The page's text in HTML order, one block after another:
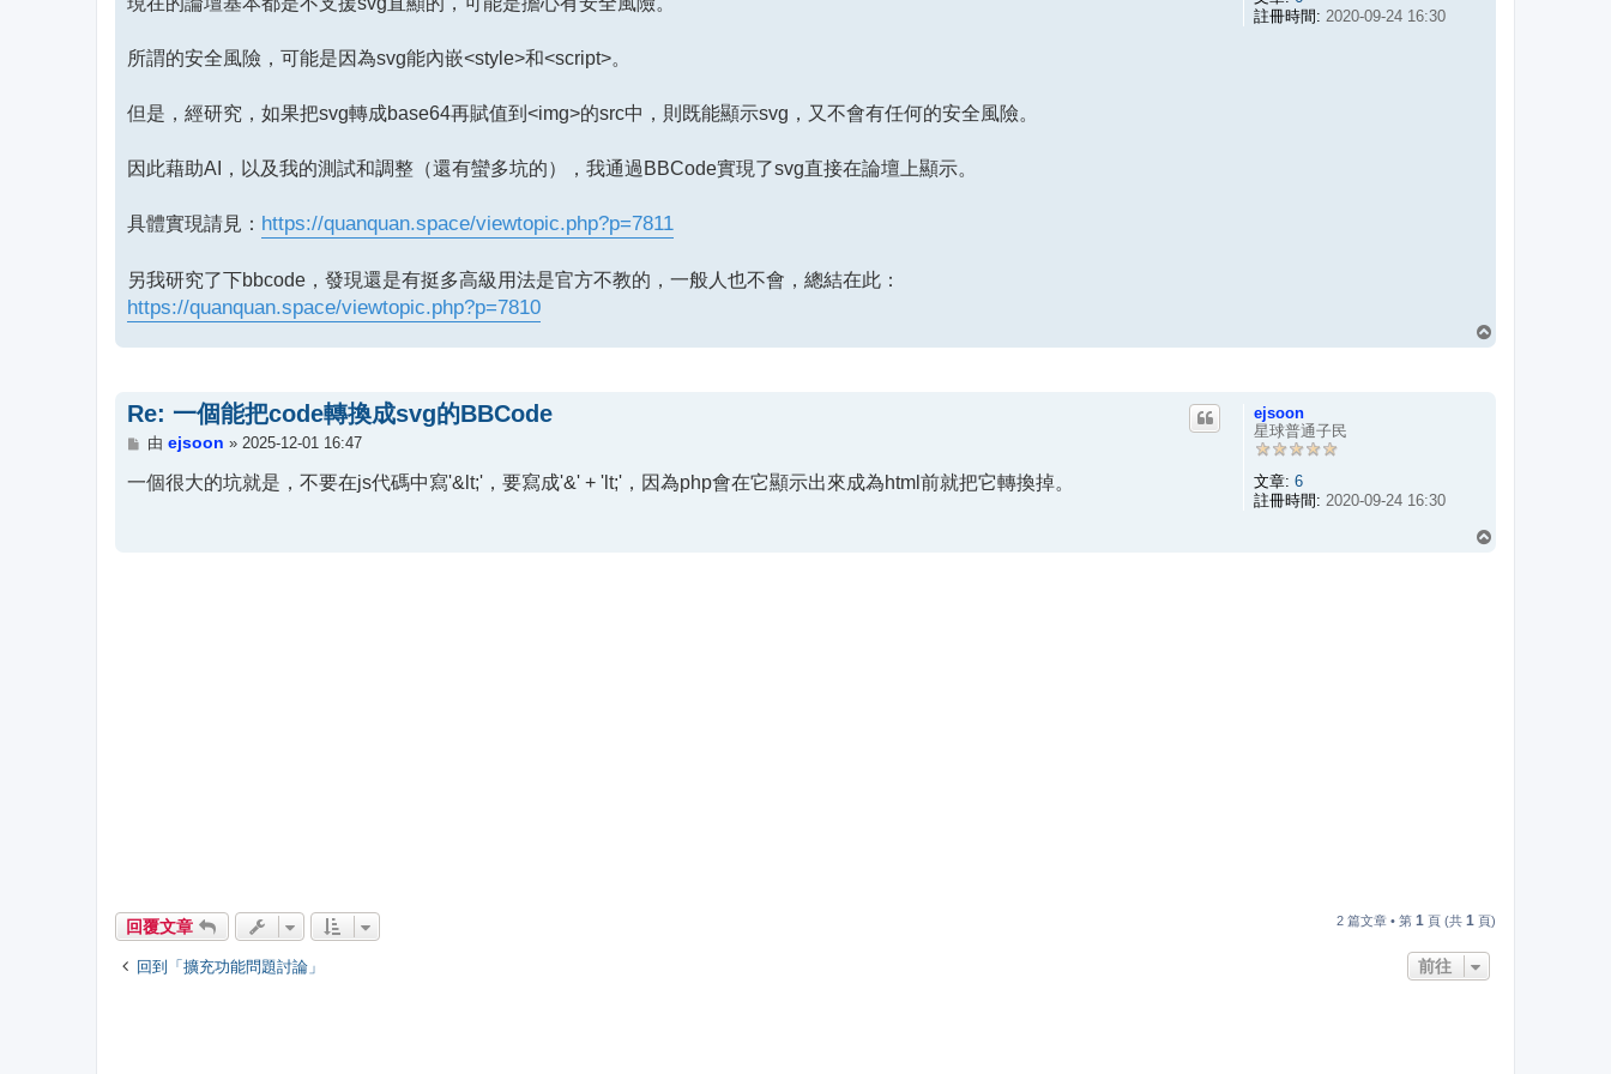
註冊時間: 2020-09-24 16:30
所謂的安全風險，可能是因為svg能內嵌<style>和<script>。
但是，經研究，如果把svg轉成base64再賦值到<img>的src中，則既能顯示svg，又不會有任何的安全風險。
因此藉助AI，以及我的測試和調整（還有蠻多坑的），我通過BBCode實現了svg直接在論壇上顯示。
具體實現請見： https://quanquan.space/viewtopic.php?p=7811
另我研究了下bbcode，發現還是有挺多高級用法是官方不教的，一般人也不會，總結在此：
https://quanquan.space/viewtopic.php?p=7810
ejsoon
星球普通子民
文章: 6
註冊時間: 2020-09-24 16:30
Re: 一個能把code轉換成svg的BBCode
文
由 ejsoon » 2025-12-01 16:47
一個很大的坑就是，不要在js代碼中寫'&lt;'，要寫成'&' + 'lt;'，因為php會在它顯示出來成為html前就把它轉換掉。
回覆文章 2 篇文章 • 第 1 頁 (共 1 頁)
回到「擴充功能問題討論」 前往